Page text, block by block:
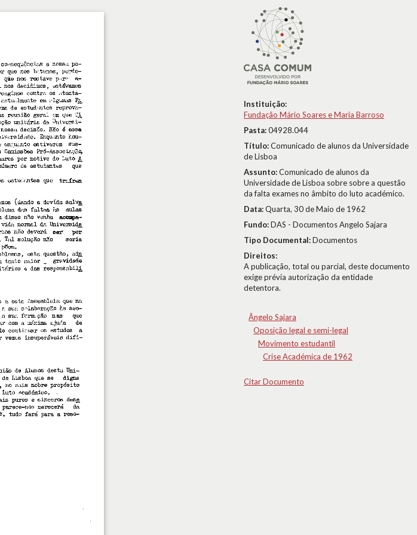
Instituição:
Fundação Mário Soares e Maria Barroso
Pasta:04928.044
Título:Comunicado de alunos da Universidade
de Lisboa
Assunto:Comunicado de alunos da
Universidade de Lisboa sobre sobre a questão
da falta exames no âmbito do luto académico.
Data:Quarta, 30 de Maio de 1962
Fundo:DAS - Documentos Angelo Sajara
Tipo Documental:Documentos
Direitos:
A publicação, total ou parcial, deste documento
exige prévia autorização da entidade
detentora.
Ângelo Sajara
Oposição legal e semi-legal
Movimento estudantil
Crise Académica de 1962
Citar Documento